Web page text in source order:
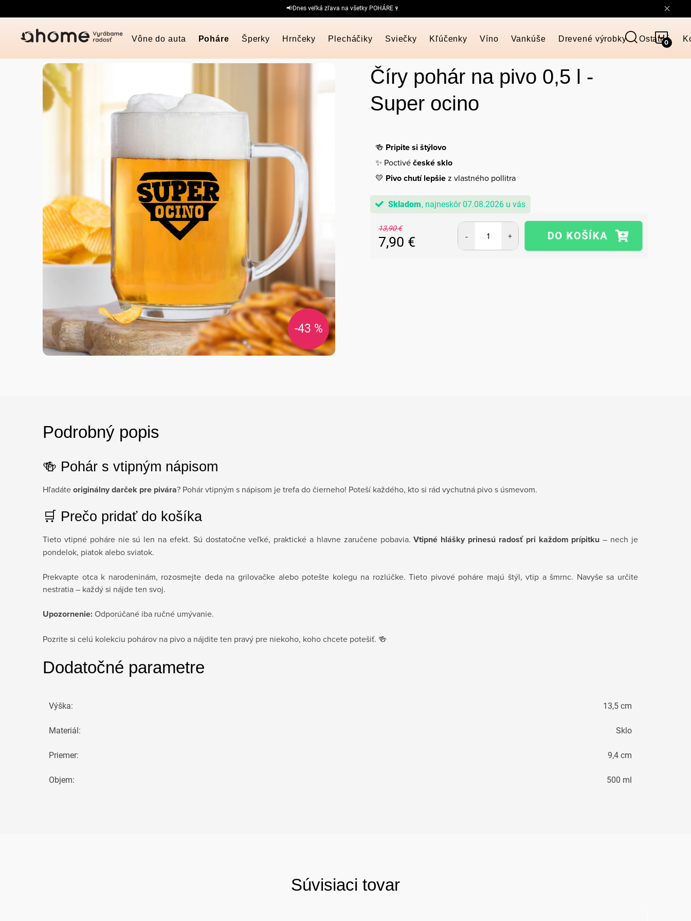
na
📢Dnes veľká zľava na všetky POHÁRE🍷
Vône do auta Poháre Šperky Hrnčeky Plecháčiky Sviečky Kľúčenky Víno Vankúše Drevené výrobky Ostatné
-43 %
Číry pohár na pivo 0,5 l -
Super ocino
🍻 Pripite si štýlovo
✨ Poctivéčeské sklo
💛 Pivo chutí lepšiez vlastného pollitra
Skladom 07.08.2026
13,90 €
7,90 €
Podrobný popis
🍻 Pohár s vtipným nápisom
Hľadáteoriginálny darček pre pivára? Pohár vtipným s nápisom je trefa do čierneho! Poteší každého, kto si rád vychutná pivo s úsmevom.
🛒 Prečo pridať do košíka
Tieto vtipné poháre nie sú len na efekt. Sú dostatočne veľké, praktické a hlavne zaručene pobavia.Vtipné hlášky prinesú radosť pri každom prípitku – nech je
pondelok, piatok alebo sviatok.
Prekvapte otca k narodeninám, rozosmejte deda na grilovačke alebo potešte kolegu na rozlúčke. Tieto pivové poháre majú štýl, vtip a šmrnc. Navyše sa určite
nestratia – každý si nájde ten svoj.
Upozornenie:Odporúčané iba ručné umývanie.
Pozrite si celú kolekciu pohárov na pivo a nájdite ten pravý pre niekoho, koho chcete potešiť. 🍻
Dodatočné parametre
Výška: 13,5 cm
Materiál: Sklo
Priemer: 9,4 cm
Objem: 500 ml
Súvisiaci tovar